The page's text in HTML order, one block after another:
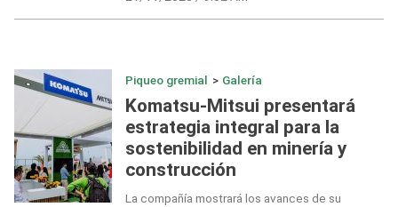
Piqueo gremial > Galería
Komatsu-Mitsui presentará
estrategia integral para la
sostenibilidad en minería y
construcción
La compañía mostrará los avances de su